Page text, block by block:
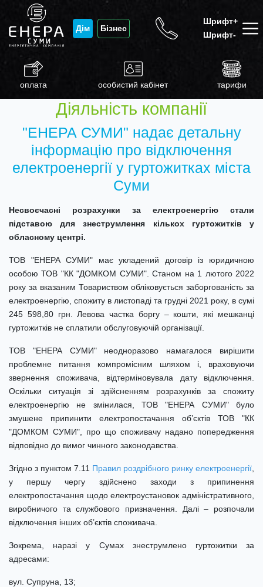
Дім Бізнес
Шрифт+
Шрифт-
оплата особистий кабінет тарифи
Діяльність компанії
"ЕНЕРА СУМИ" надає детальну
інформацію про відключення
електроенергії у гуртожитках міста
Суми
Несвоєчасні розрахунки за електроенергію стали
підставою для знеструмлення кількох гуртожитків у
обласному центрі.
ТОВ "ЕНЕРА СУМИ" має укладений договір із юридичною
особою ТОВ "КК "ДОМКОМ СУМИ". Станом на 1 лютого 2022
року за вказаним Товариством обліковується заборгованість за
електроенергію, спожиту в листопаді та грудні 2021 року, в сумі
245 598,80 грн. Левова частка боргу – кошти, які мешканці
гуртожитків не сплатили обслуговуючій організації.
ТОВ "ЕНЕРА СУМИ" неодноразово намагалося вирішити
проблемне питання компромісним шляхом і, враховуючи
звернення споживача, відтерміновувала дату відключення.
Оскільки ситуація зі здійсненням розрахунків за спожиту
електроенергію не змінилася, ТОВ "ЕНЕРА СУМИ" було
змушене припинити електропостачання об’єктів ТОВ "КК
"ДОМКОМ СУМИ", про що споживачу надано попередження
відповідно до вимог чинного законодавства.
Згідно з пунктом 7.11 Правил роздрібного ринку електроенергії
у першу чергу здійснено заходи з припинення
електропостачання щодо електроустановок адміністративного,
виробничого та службового призначення. Далі – розпочали
відключення інших об’єктів споживача.
Зокрема, наразі у Сумах знеструмлено гуртожитки за
адресами:
вул. Супруна, 13;